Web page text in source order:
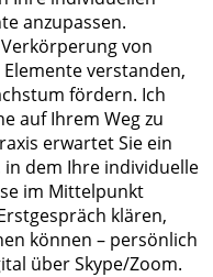
anzupassen.
von
verstanden,
fördern. Ich
auf Ihrem Weg zu
erwartet Sie ein
dem Ihre individuelle
im Mittelpunkt
klären,
können – persönlich
über Skype/Zoom.